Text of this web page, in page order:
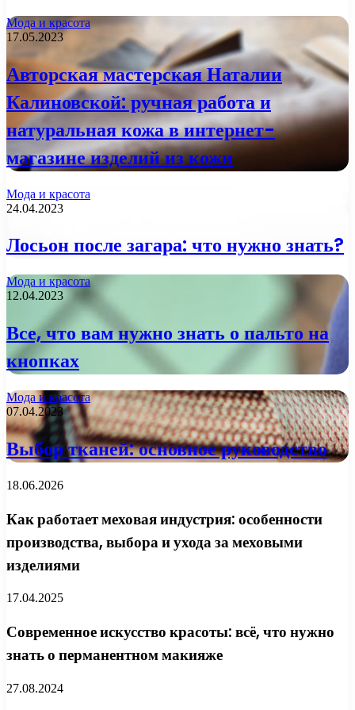
Мода и красота
17.05.2023
Авторская мастерская Наталии
Калиновской: ручная работа и
натуральная кожа в интернет-
магазине изделий из кожи
Мода и красота
24.04.2023
Лосьон после загара: что нужно знать?
Мода и красота
12.04.2023
Все, что вам нужно знать о пальто на
кнопках
Мода и красота
07.04.2023
Выбор тканей: основное руководство
18.06.2026
Как работает меховая индустрия: особенности
производства, выбора и ухода за меховыми
изделиями
17.04.2025
Современное искусство красоты: всё, что нужно
знать о перманентном макияже
27.08.2024